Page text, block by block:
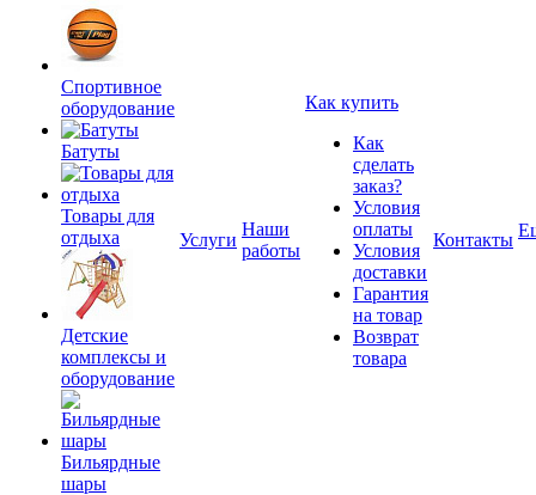
Спортивное
оборудование
Батуты
Товары для
отдыха
Детские
комплексы и
оборудование
Бильярдные
шары
Услуги
Наши
работы
Как купить
Как
сделать
заказ?
Условия
оплаты
Условия
доставки
Гарантия
на товар
Возврат
товара
Контакты